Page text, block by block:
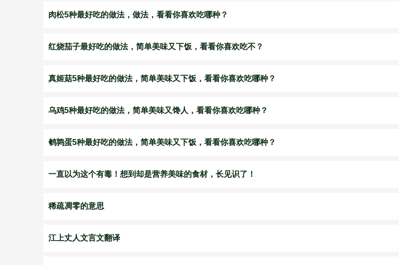
肉松5种最好吃的做法，做法，看看你喜欢吃哪种？
红烧茄子最好吃的做法，简单美味又下饭，看看你喜欢吃不？
真姬菇5种最好吃的做法，简单美味又下饭，看看你喜欢吃哪种？
乌鸡5种最好吃的做法，简单美味又馋人，看看你喜欢吃哪种？
鹌鹑蛋5种最好吃的做法，简单美味又下饭，看看你喜欢吃哪种？
一直以为这个有毒！想到却是营养美味的食材，长见识了！
稀疏凋零的意思
江上丈人文言文翻译